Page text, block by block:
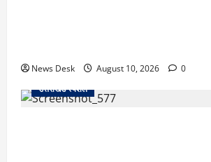
News Desk August 10, 2026
0
उत्तराखंड स्पेशल